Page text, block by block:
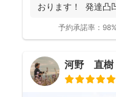
おります！ 発達凸
予約承諾率： 98%
河野 直樹